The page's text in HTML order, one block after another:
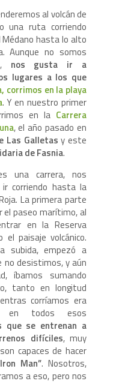
al volcán de
una ruta corriendo
Médano hasta lo alto
Aunque no somos
nos gusta ir a
lugares a los que
corrimos en la playa
. Y en nuestro primer
en la Carrera
, el año pasado en
Las Galletas y este
de Fasnia.
una carrera, nos
corriendo hasta la
La primera parte
el paseo marítimo, al
en la Reserva
el paisaje volcánico.
subida, empezó a
no desistimos, y aún
íbamos sumando
tanto en longitud
corríamos era
en todos esos
que se entrenan a
difíciles, muy
capaces de hacer
Man”. Nosotros,
a eso, pero nos